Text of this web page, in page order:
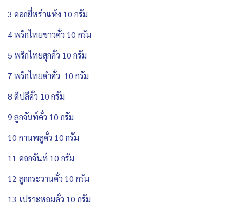
3 ดอกยี่หร่าแห้ง 10 กรัม
4 พริกไทยขาวคั่ว 10 กรัม
5 พริกไทยสุกคั่ว 10 กรัม
7 พริกไทยดำคั่ว 10 กรัม
8 ดีปลีคั่ว 10 กรัม
9 ลูกจันท์คั่ว 10 กรัม
10 กานพลูคั่ว 10 กรัม
11 ดอกจันท์ 10 กรัม
12 ลูกกระวานคั่ว 10 กรัม
13 เปราะหอมคั่ว 10 กรัม